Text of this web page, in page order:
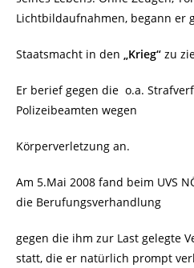
Lichtbildaufnahmen, begann er
Staatsmacht in den „Krieg“ zu
Er berief gegen die o.a.
Polizeibeamten wegen
Körperverletzung an.
Am 5.Mai 2008 fand beim UVS
die Berufungsverhandlung
gegen die ihm zur Last gelegte
statt, die er natürlich prompt